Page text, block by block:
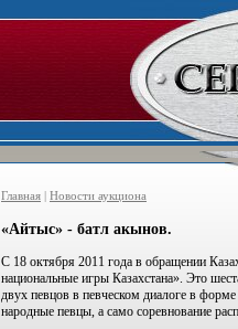
Главная | Новости аукциона
«Айтыс» - батл акынов.
С 18 октября 2011 года в обращении
национальные игры Казахстана». Это
двух певцов в певческом диалоге в
народные певцы, а само соревнование